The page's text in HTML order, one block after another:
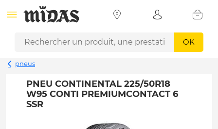
OK
pneus
PNEU CONTINENTAL 225/50R18
W95 CONTI PREMIUMCONTACT 6
SSR